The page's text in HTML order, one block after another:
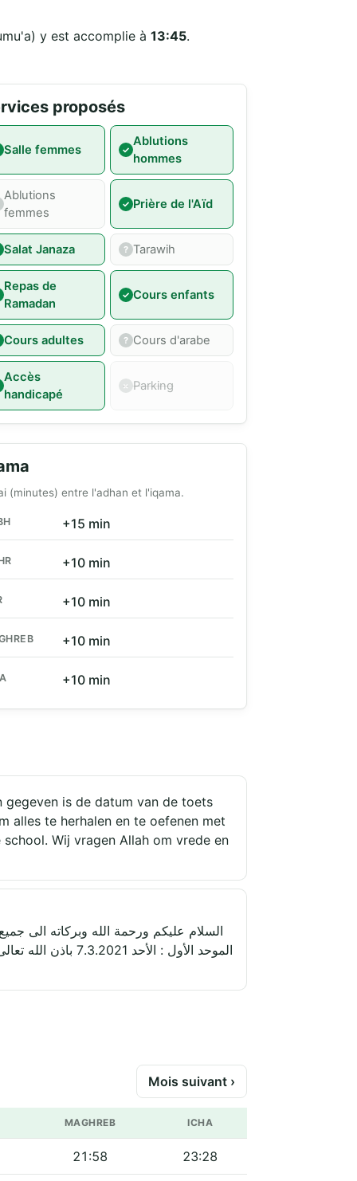
y est accomplie à 13:45.
proposés
Salle femmes
Ablutions
hommes
Ablutions
femmes
Prière de l'Aïd
Salat Janaza Tarawih
Repas de
Ramadan
Cours enfants
Cours adultes Cours d'arabe
Accès
handicapé
Parking
(minutes) entre l'adhan et l'iqama.
+15 min
+10 min
+10 min
+10 min
+10 min
gegeven is de datum van de toets
alles te herhalen en te oefenen met
Wij vragen Allah om vrede en
السلام عليكم ورحمة الله وبركاته الى
الموحد الأول :
Mois suivant ›
MAGHREB ICHA
21:58 23:28